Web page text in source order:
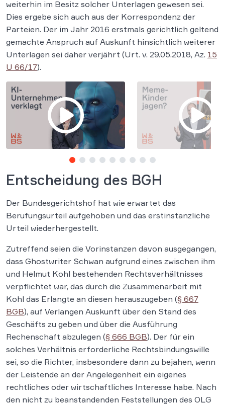
weiterhin im Besitz solcher Unterlagen gewesen sei.
Dies ergebe sich auch aus der Korrespondenz der
Parteien. Der im Jahr 2016 erstmals gerichtlich geltend
gemachte Anspruch auf Auskunft hinsichtlich weiterer
Unterlagen sei daher verjährt (Urt. v. 29.05.2018, Az. 15
U 66/17).
Entscheidung des BGH
Der Bundesgerichtshof hat wie erwartet das
Berufungsurteil aufgehoben und das erstinstanzliche
Urteil wiederhergestellt.
Zutreffend seien die Vorinstanzen davon ausgegangen,
dass Ghostwriter Schwan aufgrund eines zwischen ihm
und Helmut Kohl bestehenden Rechtsverhältnisses
verpflichtet war, das durch die Zusammenarbeit mit
Kohl das Erlangte an diesen herauszugeben (§ 667
BGB), auf Verlangen Auskunft über den Stand des
Geschäfts zu geben und über die Ausführung
Rechenschaft abzulegen (§ 666 BGB). Der für ein
solches Verhältnis erforderliche Rechtsbindungswille
sei, so die Richter, insbesondere dann zu bejahen, wenn
der Leistende an der Angelegenheit ein eigenes
rechtliches oder wirtschaftliches Interesse habe. Nach
den nicht zu beanstandenden Feststellungen des OLG